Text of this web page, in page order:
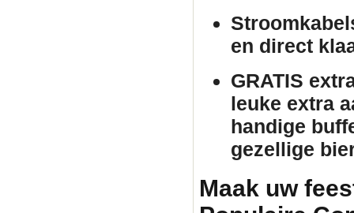
en direct
GRATIS
leuke extra
handige
gezellige
Maak uw